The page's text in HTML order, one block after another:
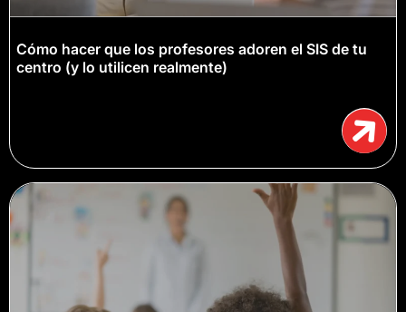
Cómo hacer que los profesores adoren el SIS de tu
centro (y lo utilicen realmente)